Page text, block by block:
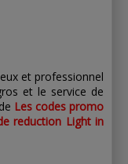
et professionnel
et le service de
Les codes promo
reduction Light in